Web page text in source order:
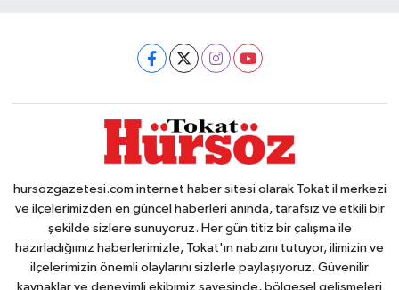
hursozgazetesi.com internet haber sitesi olarak Tokat il merkezi
ve ilçelerimizden en güncel haberleri anında, tarafsız ve etkili bir
şekilde sizlere sunuyoruz. Her gün titiz bir çalışma ile
hazırladığımız haberlerimizle, Tokat'ın nabzını tutuyor, ilimizin ve
ilçelerimizin önemli olaylarını sizlerle paylaşıyoruz. Güvenilir
kaynaklar ve deneyimli ekibimiz sayesinde, bölgesel gelişmeleri